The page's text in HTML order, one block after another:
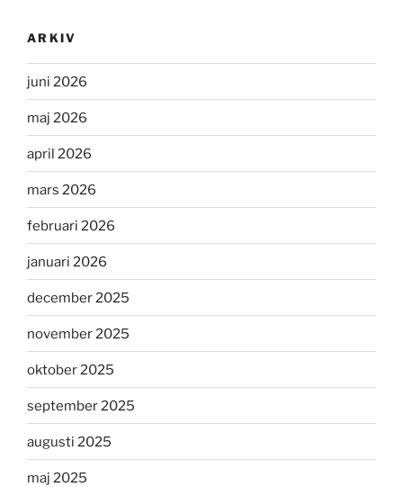
ARKIV
juni 2026
maj 2026
april 2026
mars 2026
februari 2026
januari 2026
december 2025
november 2025
oktober 2025
september 2025
augusti 2025
maj 2025